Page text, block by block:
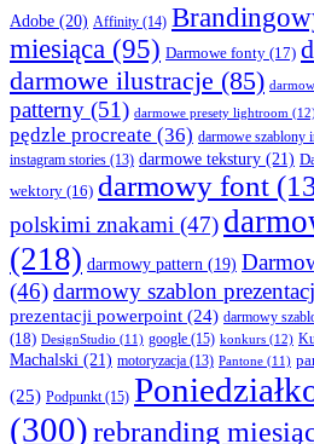
Adobe (20) Affinity (14)
miesiąca (95) Darmowe fonty (17)
darmowe ilustracje (85)
patterny (51) darmowe presety lightroom
pędzle procreate (36) darmowe szablony
instagram stories (13) darmowe tekstury (21)
wektory (16) darmowy font
polskimi znakami (47)
(218) darmowy pattern (19)
(46)darmowy szablon
prezentacji powerpoint (24) darmowy
(18) DesignStudio (11) google (15) konkurs (12)
Machalski (21) motoryzacja (13) Pantone (11)
(25) Podpunkt (15)
(300)rebranding